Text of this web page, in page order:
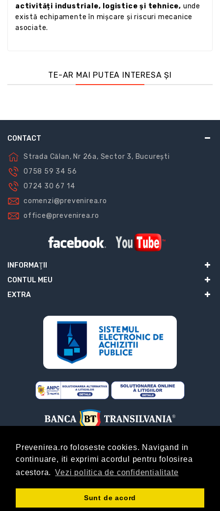
Prevenirea.ro foloseste cookies. Navigand in
continuare, iti exprimi acordul pentru folosirea
acestora.
Vezi politica de confidentialitate
Sunt de acord
activități industriale, logistice și tehnice, unde
există echipamente în mișcare și riscuri mecanice
asociate.
TE-AR MAI PUTEA INTERESA ȘI
CONTACT
Strada Călan, Nr 26a, Sector 3, București
0758 59 34 56
0724 30 67 14
comenzi@prevenirea.ro
office@prevenirea.ro
INFORMAŢII
CONTUL MEU
EXTRA
ABONARE